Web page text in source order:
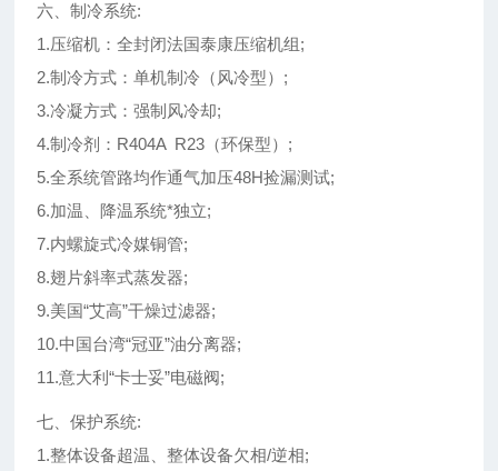
六、制冷系统:
1.压缩机：全封闭法国泰康压缩机组;
2.制冷方式：单机制冷（风冷型）;
3.冷凝方式：强制风冷却;
4.制冷剂：R404A R23（环保型）;
5.全系统管路均作通气加压48H捡漏测试;
6.加温、降温系统*独立;
7.内螺旋式冷媒铜管;
8.翅片斜率式蒸发器;
9.美国“艾高”干燥过滤器;
10.中国台湾“冠亚”油分离器;
11.意大利“卡士妥”电磁阀;
七、保护系统:
1.整体设备超温、整体设备欠相/逆相;